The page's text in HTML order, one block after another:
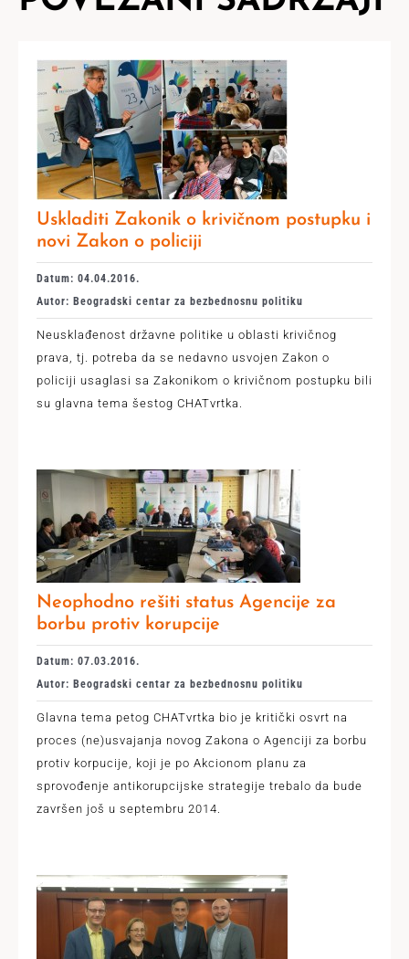
Uskladiti Zakonik o krivičnom postupku i
novi Zakon o policiji
Datum: 04.04.2016.
Autor: Beogradski centar za bezbednosnu politiku
Neusklađenost državne politike u oblasti krivičnog
prava, tj. potreba da se nedavno usvojen Zakon o
policiji usaglasi sa Zakonikom o krivičnom postupku bili
su glavna tema šestog CHATvrtka.
Neophodno rešiti status Agencije za
borbu protiv korupcije
Datum: 07.03.2016.
Autor: Beogradski centar za bezbednosnu politiku
Glavna tema petog CHATvrtka bio je kritički osvrt na
proces (ne)usvajanja novog Zakona o Agenciji za borbu
protiv korpucije, koji je po Akcionom planu za
sprovođenje antikorupcijske strategije trebalo da bude
završen još u septembru 2014.